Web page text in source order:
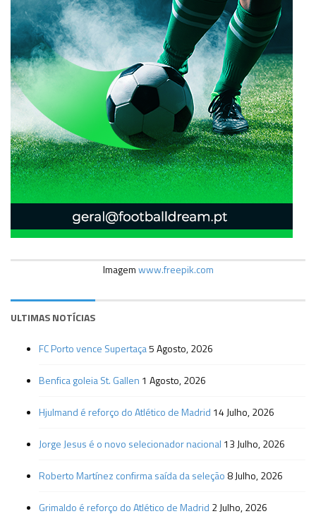
Imagemwww.freepik.com
ULTIMAS NOTÍCIAS
FC Porto vence Supertaça5 Agosto, 2026
Benfica goleia St. Gallen 1 Agosto, 2026
Hjulmand é reforço do Atlético de Madrid 14 Julho, 2026
Jorge Jesus é o novo selecionador nacional 13 Julho, 2026
Roberto Martínez confirma saída da seleção 8 Julho, 2026
Grimaldo é reforço do Atlético de Madrid 2 Julho, 2026